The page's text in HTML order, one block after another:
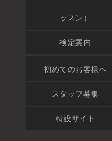
ッスン）
検定案内
アクセス
初めてのお客様へ
スタッフ募集
特設サイト